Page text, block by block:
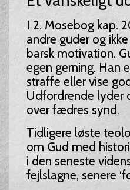
I 2. Mosebog kap.
andre guder og
barsk motivation.
egen gerning. Han
straffe eller vise
Udfordrende lyder
over fædres synd.
Tidligere løste
om Gud med
i den seneste
fejlslagne, senere